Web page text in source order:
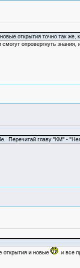
открытия точно так же,
опровергнуть знания,
Перечитай главу "КМ" -
открытия и новые
и все